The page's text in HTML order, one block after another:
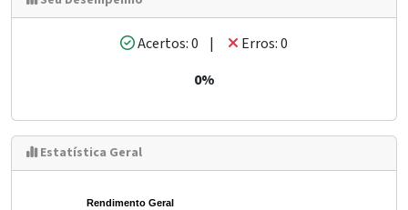
Acertos: 0 |
Erros: 0
0%
Estatística Geral
Rendimento Geral